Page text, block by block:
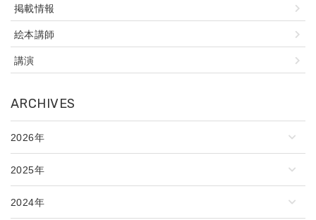
掲載情報
絵本講師
講演
ARCHIVES
2026年
2025年
2024年